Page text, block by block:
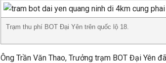
Trạm thu phí BOT Đại Yên trên quốc lộ 18.
Ông Trần Văn Thao, Trưởng trạm BOT Đại Yên